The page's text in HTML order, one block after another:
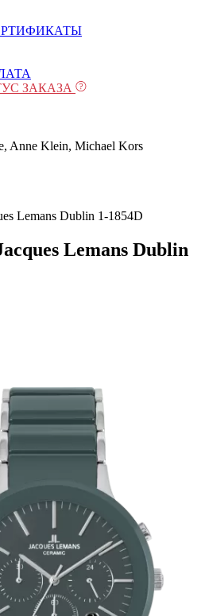
ЗАКАЗА
Anne Klein, Michael Kors
Lemans Dublin 1-1854D
Lemans Dublin